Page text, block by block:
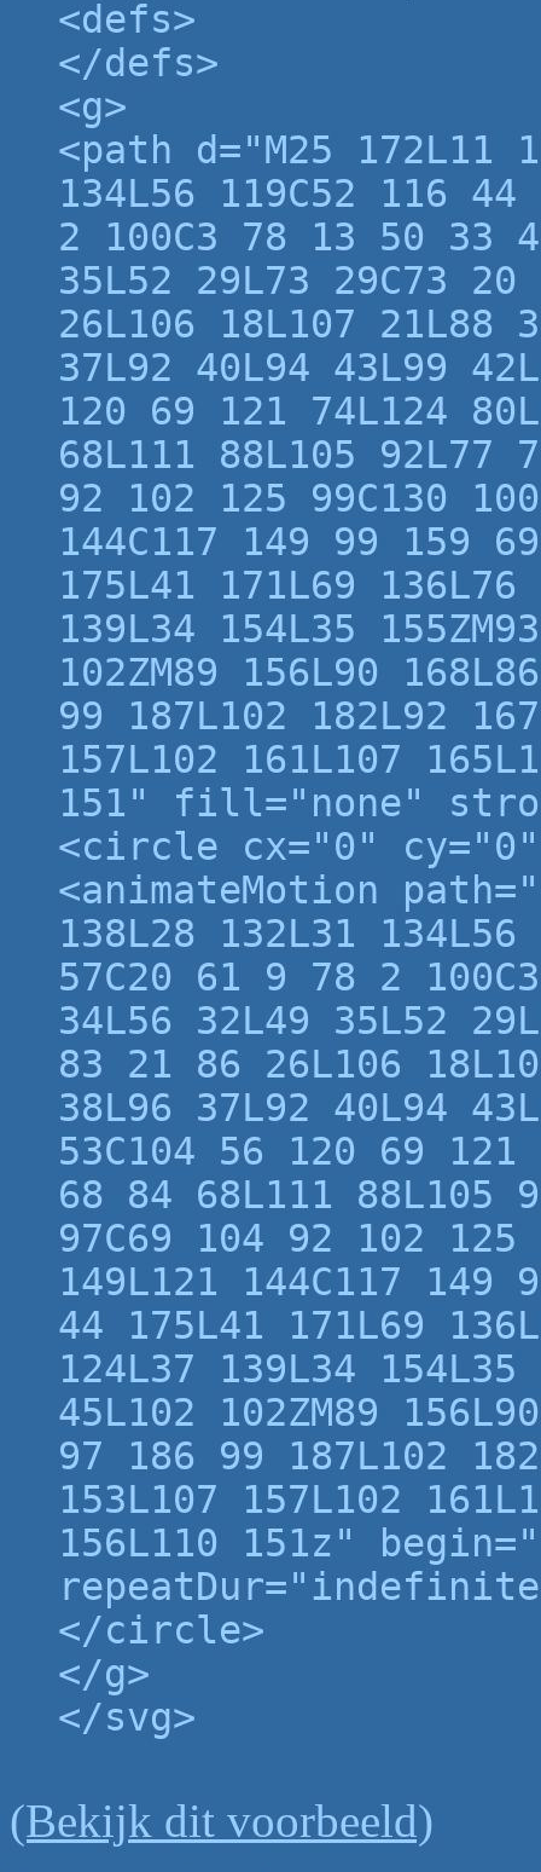
<defs>
</defs>
<g>
<path d="M25 172L11
134L56 119C52 116
2 100C3 78 13 50 33
35L52 29L73 29C73
26L106 18L107 21L88
37L92 40L94 43L99
120 69 121 74L124
68L111 88L105 92L77
92 102 125 99C130
144C117 149 99 159
175L41 171L69
139L34 154L35
102ZM89 156L90
99 187L102 182L92
157L102 161L107
151" fill="none"
<circle cx="0"
<animateMotion
138L28 132L31
57C20 61 9 78 2
34L56 32L49 35L52
83 21 86 26L106
38L96 37L92 40L94
53C104 56 120 69 121
68 84 68L111 88L105
97C69 104 92 102 125
149L121 144C117 149
44 175L41 171L69
124L37 139L34 154L35
45L102 102ZM89
97 186 99 187L102
153L107 157L102
156L110 151z"
</circle>
</g>
</svg>
(Bekijk dit voorbeeld)